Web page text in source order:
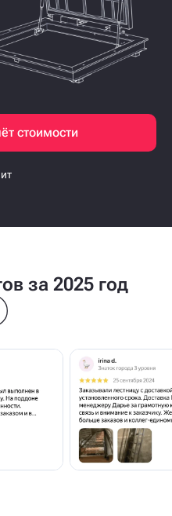
стоимости
за 2025 год